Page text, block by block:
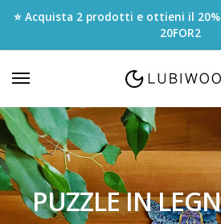
⭐ Acquista 2 prodotti e ottieni il
20FOR2
PUZZLE IN